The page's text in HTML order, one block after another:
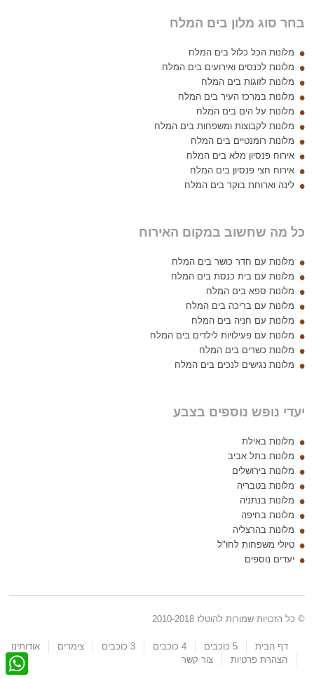
בחר סוג מלון בים המלח
מלונות הכל כלול בים המלח
מלונות לכנסים ואירועים בים המלח
מלונות לזוגות בים המלח
מלונות במרכז העיר בים המלח
מלונות על הים בים המלח
מלונות לקבוצות ומשפחות בים המלח
מלונות רומנטיים בים המלח
אירוח פנסיון מלא בים המלח
אירוח חצי פנסיון בים המלח
לינה וארוחת בוקר בים המלח
כל מה שחשוב במקום האירוח
מלונות עם חדר כושר בים המלח
מלונות עם בית כנסת בים המלח
מלונות ספא בים המלח
מלונות עם בריכה בים המלח
מלונות עם חניה בים המלח
מלונות עם פעילויות לילדים בים המלח
מלונות כשרים בים המלח
מלונות נגישים לנכים בים המלח
יעדי נופש נוספים בצבע
מלונות באילת
מלונות בתל אביב
מלונות בירושלים
מלונות בטבריה
מלונות בנתניה
מלונות בחיפה
מלונות בהרצליה
טיולי משפחות לחו"ל
יעדים נוספים
© כל הזכויות שמורות להוטלז 2010-2018
דף הבית 5 כוכבים 4 כוכבים 3 כוכבים צימרים
אודותינו
הצהרת פרטיות
צור קשר
W
h